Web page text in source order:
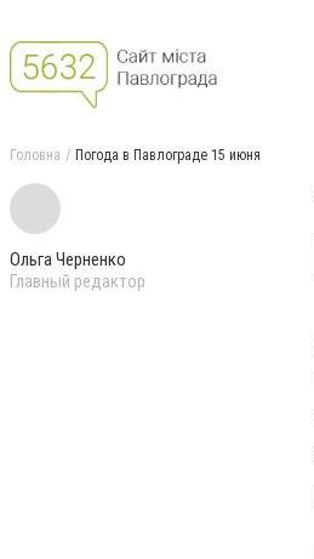
Головна Погода в Павлограде 15 июня
Ольга Черненко
Главный редактор